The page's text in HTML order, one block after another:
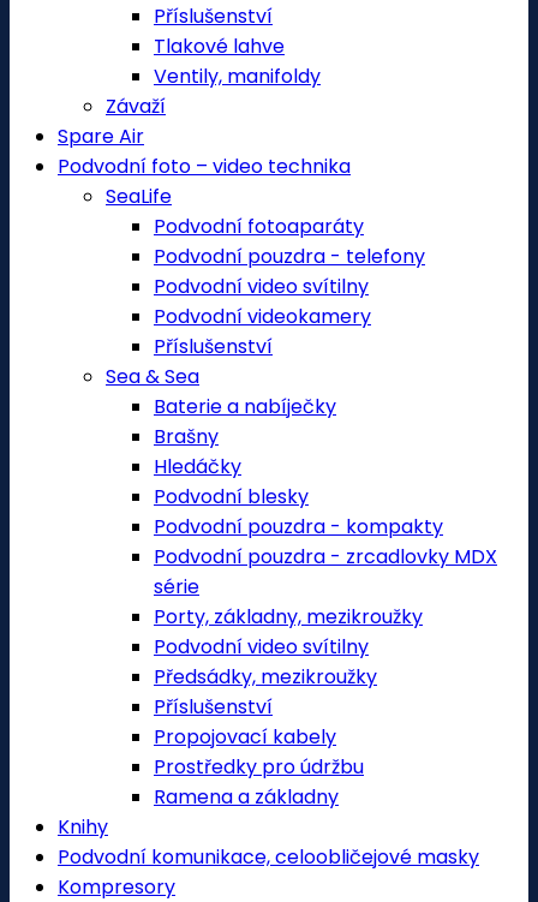
Příslušenství
Tlakové lahve
Ventily, manifoldy
Závaží
Spare Air
Podvodní foto – video technika
SeaLife
Podvodní fotoaparáty
Podvodní pouzdra - telefony
Podvodní video svítilny
Podvodní videokamery
Příslušenství
Sea & Sea
Baterie a nabíječky
Brašny
Hledáčky
Podvodní blesky
Podvodní pouzdra - kompakty
Podvodní pouzdra - zrcadlovky MDX
série
Porty, základny, mezikroužky
Podvodní video svítilny
Předsádky, mezikroužky
Příslušenství
Propojovací kabely
Prostředky pro údržbu
Ramena a základny
Knihy
Podvodní komunikace, celoobličejové masky
Kompresory